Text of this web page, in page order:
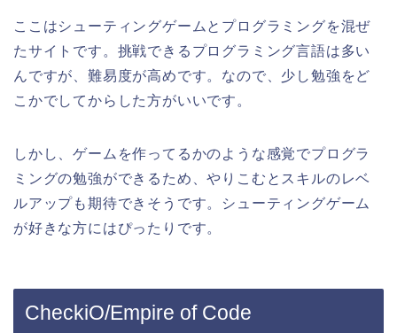
ここはシューティングゲームとプログラミングを混ぜ
たサイトです。挑戦できるプログラミング言語は多い
んですが、難易度が高めです。なので、少し勉強をど
こかでしてからした方がいいです。
しかし、ゲームを作ってるかのような感覚でプログラ
ミングの勉強ができるため、やりこむとスキルのレベ
ルアップも期待できそうです。シューティングゲーム
が好きな方にはぴったりです。
CheckiO/Empire of Code